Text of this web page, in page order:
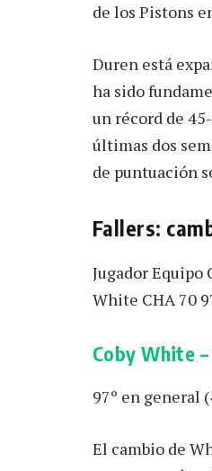
de los Pistons
Duren está
ha sido
un récord de
últimas dos
de puntuación
Fallers:
Jugador
White CHA 70
Coby White
97º en general
El cambio de